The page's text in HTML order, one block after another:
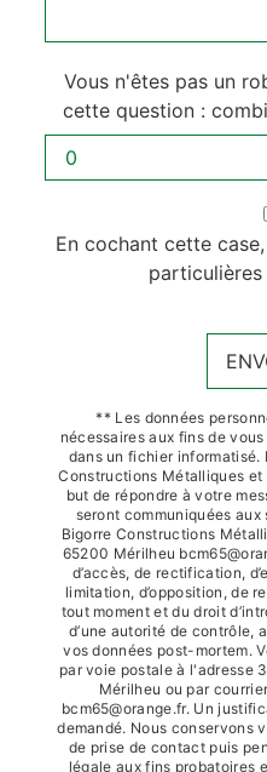
Vous n'êtes pas un
cette question :
En cochant cette
** Les données
nécessaires aux fins de
dans un fichier informatisé.
Constructions Métalliques
but de répondre à votre
seront communiquées
Bigorre Constructions
65200 Mérilheu
d’accès, de rectification,
limitation, d’opposition, de
tout moment et du droit
d’une autorité de contrôle,
vos données post-mortem.
par voie postale à l'adresse
Mérilheu ou par
bcm65@orange.fr. Un
demandé. Nous conservons
de prise de contact puis
légale aux fins probatoires